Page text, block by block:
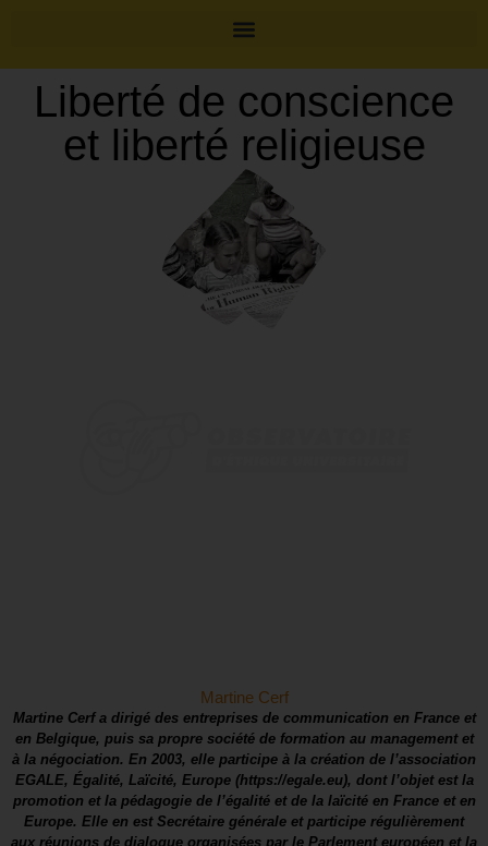
Liberté de conscience
et liberté religieuse
Martine Cerf
Martine Cerf a dirigé des entreprises de communication en France et
en Belgique, puis sa propre société de formation au management et
à la négociation. En 2003, elle participe à la création de l’association
EGALE, Égalité, Laïcité, Europe (https://egale.eu), dont l’objet est la
promotion et la pédagogie de l’égalité et de la laïcité en France et en
Europe. Elle en est Secrétaire générale et participe régulièrement
aux réunions de dialogue organisées par le Parlement européen et la